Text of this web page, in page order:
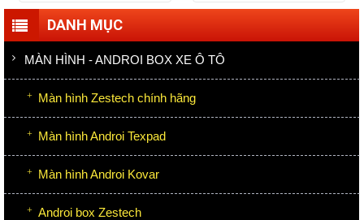
DANH MỤC
MÀN HÌNH - ANDROI BOX XE Ô TÔ
Màn hình Zestech chính hãng
Màn hình Androi Texpad
Màn hình Androi Kovar
Androi box Zestech